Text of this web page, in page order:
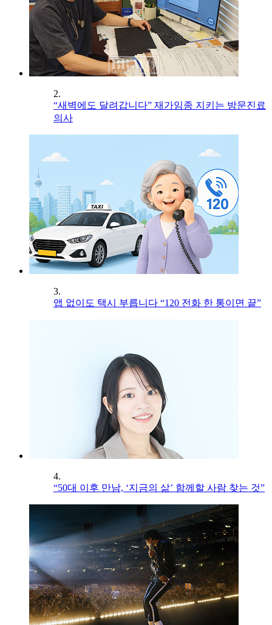
2.
“새벽에도 달려갑니다” 재가임종 지키는 방문진료
의사
3.
앱 없이도 택시 부릅니다 “120 전화 한 통이면 끝”
4.
“50대 이후 만남, ‘지금의 삶’ 함께할 사람 찾는 것”